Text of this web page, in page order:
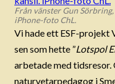
Från vänster Gun
iPhone-foto ChL.
Vi hade ett ESF-projekt
sen som hette ”Lotspol
arbetade med tidsresor.
naturvetarpedagog i